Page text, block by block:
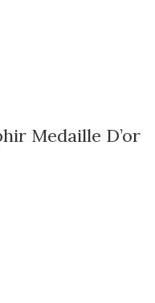
Medaille D’or